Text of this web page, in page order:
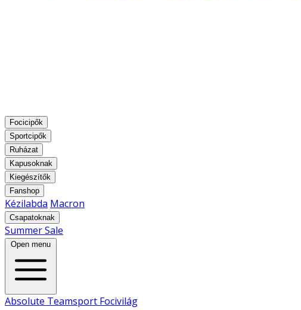
Focicipők
Sportcipők
Ruházat
Kapusoknak
Kiegészítők
Fanshop
Kézilabda Macron
Csapatoknak
Summer Sale
Open menu
Absolute Teamsport Focivilág